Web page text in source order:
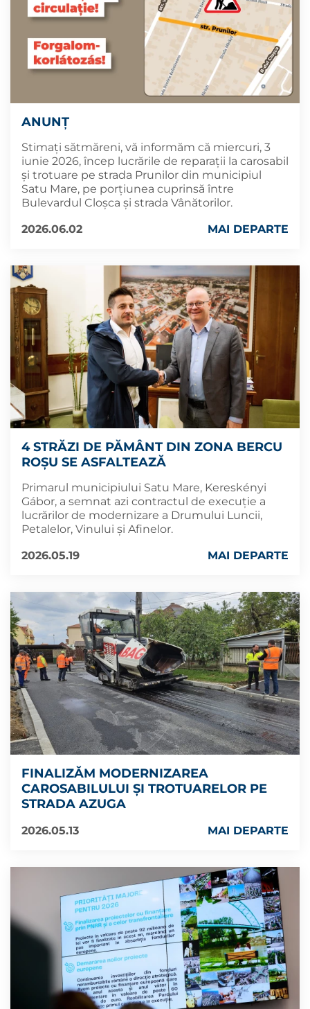
ANUNȚ
Stimați sătmăreni, vă informăm că miercuri, 3
iunie 2026, încep lucrările de reparații la carosabil
și trotuare pe strada Prunilor din municipiul
Satu Mare, pe porțiunea cuprinsă între
Bulevardul Cloșca și strada Vânătorilor.
2026.06.02
MAI DEPARTE
4 STRĂZI DE PĂMÂNT DIN ZONA BERCU
ROȘU SE ASFALTEAZĂ
Primarul municipiului Satu Mare, Kereskényi
Gábor, a semnat azi contractul de execuție a
lucrărilor de modernizare a Drumului Luncii,
Petalelor, Vinului și Afinelor.
2026.05.19
MAI DEPARTE
FINALIZĂM MODERNIZAREA
CAROSABILULUI ȘI TROTUARELOR PE
STRADA AZUGA
2026.05.13 MAI DEPARTE